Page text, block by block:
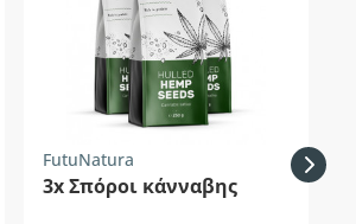
FutuNatura
3x Σπόροι κάνναβης